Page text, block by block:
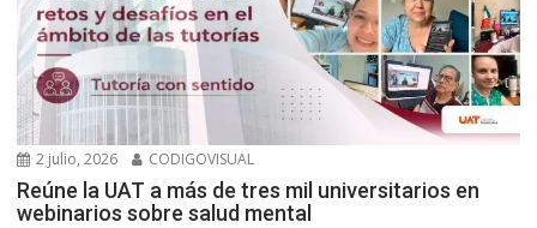
2 julio, 2026 CODIGOVISUAL
Reúne la UAT a más de tres mil universitarios en
webinarios sobre salud mental